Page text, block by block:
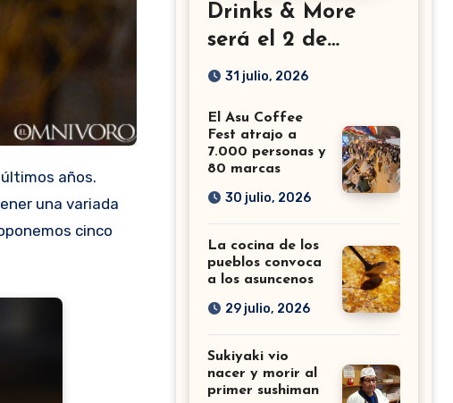
una variada
cinco
Drinks & More
será el 2 de
setiembre en el
31 julio, 2026
El Asu Coffee
Fest atrajo a
7.000 personas y
80 marcas
30 julio, 2026
La cocina de los
pueblos convoca
a los asuncenos
29 julio, 2026
Sukiyaki vio
nacer y morir al
primer sushiman